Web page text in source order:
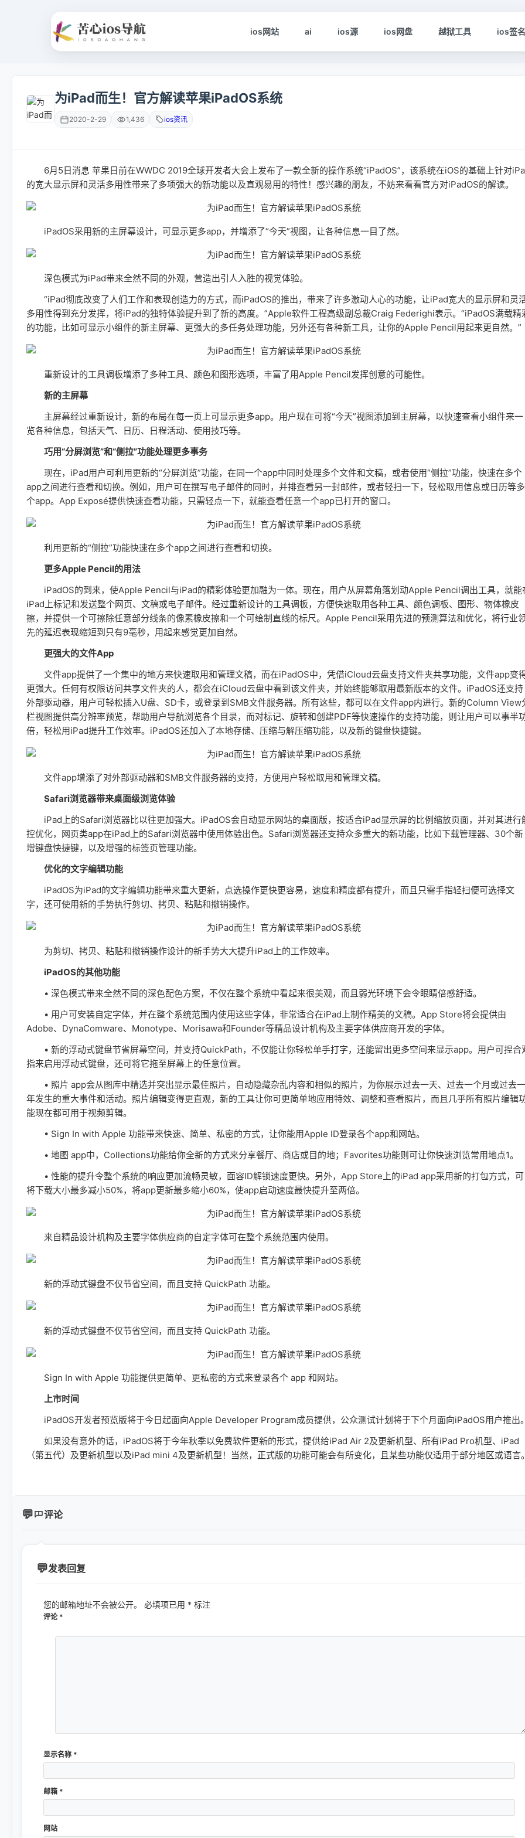
ios网站 ai ios源 ios网盘 越狱工具 ios签
为iPad而生！官方解读苹果iPadOS系统
2020-2-29 1,436 ios资讯
6月5日消息 苹果日前在WWDC 2019全球开发者大会上发布了一款全新的操作系统“iPadOS”，该系统在iOS的基础上针对
的宽大显示屏和灵活多用性带来了多项强大的新功能以及直观易用的特性！感兴趣的朋友，不妨来看看官方对iPadOS的解读。
iPadOS采用新的主屏幕设计，可显示更多app，并增添了“今天”视图，让各种信息一目了然。
深色模式为iPad带来全然不同的外观，营造出引人入胜的视觉体验。
“iPad彻底改变了人们工作和表现创造力的方式，而iPadOS的推出，带来了许多激动人心的功能，让iPad宽大的显示屏和灵
多用性得到充分发挥，将iPad的独特体验提升到了新的高度。”Apple软件工程高级副总裁Craig Federighi表示。“iPadOS满载精
的功能，比如可显示小组件的新主屏幕、更强大的多任务处理功能，另外还有各种新工具，让你的Apple Pencil用起来更自然。”
重新设计的工具调板增添了多种工具、颜色和图形选项，丰富了用Apple Pencil发挥创意的可能性。
新的主屏幕
主屏幕经过重新设计，新的布局在每一页上可显示更多app。用户现在可将“今天”视图添加到主屏幕，以快速查看小组件来一
览各种信息，包括天气、日历、日程活动、使用技巧等。
巧用“分屏浏览”和“侧拉”功能处理更多事务
现在，iPad用户可利用更新的“分屏浏览”功能，在同一个app中同时处理多个文件和文稿，或者使用“侧拉”功能，快速在多个
app之间进行查看和切换。例如，用户可在撰写电子邮件的同时，并排查看另一封邮件，或者轻扫一下，轻松取用信息或日历等多
个app。App Exposé提供快速查看功能，只需轻点一下，就能查看任意一个app已打开的窗口。
利用更新的“侧拉”功能快速在多个app之间进行查看和切换。
更多Apple Pencil的用法
iPadOS的到来，使Apple Pencil与iPad的精彩体验更加融为一体。现在，用户从屏幕角落划动Apple Pencil调出工具，就能
iPad上标记和发送整个网页、文稿或电子邮件。经过重新设计的工具调板，方便快速取用各种工具、颜色调板、图形、物体橡皮
擦，并提供一个可擦除任意部分线条的像素橡皮擦和一个可绘制直线的标尺。Apple Pencil采用先进的预测算法和优化，将行业
先的延迟表现缩短到只有9毫秒，用起来感觉更加自然。
更强大的文件App
文件app提供了一个集中的地方来快速取用和管理文稿，而在iPadOS中，凭借iCloud云盘支持文件夹共享功能，文件app变
更强大。任何有权限访问共享文件夹的人，都会在iCloud云盘中看到该文件夹，并始终能够取用最新版本的文件。iPadOS还支持
外部驱动器，用户可轻松插入U盘、SD卡，或登录到SMB文件服务器。所有这些，都可以在文件app内进行。新的Column View
栏视图提供高分辨率预览，帮助用户导航浏览各个目录，而对标记、旋转和创建PDF等快速操作的支持功能，则让用户可以事半
倍，轻松用iPad提升工作效率。iPadOS还加入了本地存储、压缩与解压缩功能，以及新的键盘快捷键。
文件app增添了对外部驱动器和SMB文件服务器的支持，方便用户轻松取用和管理文稿。
Safari浏览器带来桌面级浏览体验
iPad上的Safari浏览器比以往更加强大。iPadOS会自动显示网站的桌面版，按适合iPad显示屏的比例缩放页面，并对其进行
控优化，网页类app在iPad上的Safari浏览器中使用体验出色。Safari浏览器还支持众多重大的新功能，比如下载管理器、30个新
增键盘快捷键，以及增强的标签页管理功能。
优化的文字编辑功能
iPadOS为iPad的文字编辑功能带来重大更新，点选操作更快更容易，速度和精度都有提升，而且只需手指轻扫便可选择文
字，还可使用新的手势执行剪切、拷贝、粘贴和撤销操作。
为剪切、拷贝、粘贴和撤销操作设计的新手势大大提升iPad上的工作效率。
iPadOS的其他功能
• 深色模式带来全然不同的深色配色方案，不仅在整个系统中看起来很美观，而且弱光环境下会令眼睛倍感舒适。
• 用户可安装自定字体，并在整个系统范围内使用这些字体，非常适合在iPad上制作精美的文稿。App Store将会提供由
Adobe、DynaComware、Monotype、Morisawa和Founder等精品设计机构及主要字体供应商开发的字体。
• 新的浮动式键盘节省屏幕空间，并支持QuickPath，不仅能让你轻松单手打字，还能留出更多空间来显示app。用户可捏合
指来启用浮动式键盘，还可将它拖至屏幕上的任意位置。
• 照片 app会从图库中精选并突出显示最佳照片，自动隐藏杂乱内容和相似的照片，为你展示过去一天、过去一个月或过去一
年发生的重大事件和活动。照片编辑变得更直观，新的工具让你可更简单地应用特效、调整和查看照片，而且几乎所有照片编辑
能现在都可用于视频剪辑。
• Sign In with Apple 功能带来快速、简单、私密的方式，让你能用Apple ID登录各个app和网站。
• 地图 app中，Collections功能给你全新的方式来分享餐厅、商店或目的地；Favorites功能则可让你快速浏览常用地点1。
• 性能的提升令整个系统的响应更加流畅灵敏，面容ID解锁速度更快。另外，App Store上的iPad app采用新的打包方式，可
将下载大小最多减小50%，将app更新最多缩小60%，使app启动速度最快提升至两倍。
来自精品设计机构及主要字体供应商的自定字体可在整个系统范围内使用。
新的浮动式键盘不仅节省空间，而且支持 QuickPath 功能。
新的浮动式键盘不仅节省空间，而且支持 QuickPath 功能。
Sign In with Apple 功能提供更简单、更私密的方式来登录各个 app 和网站。
上市时间
iPadOS开发者预览版将于今日起面向Apple Developer Program成员提供，公众测试计划将于下个月面向iPadOS用户推出
如果没有意外的话，iPadOS将于今年秋季以免费软件更新的形式，提供给iPad Air 2及更新机型、所有iPad Pro机型、iPad
（第五代）及更新机型以及iPad mini 4及更新机型！当然，正式版的功能可能会有所变化，且某些功能仅适用于部分地区或语言
评论
发表回复
您的邮箱地址不会被公开。 必填项已用 * 标注
评论 *
显示名称 *
邮箱 *
网站